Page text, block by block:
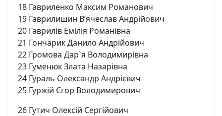
18 Гавриленко Максим Романович
19 Гаврилишин Вʼячеслав Андрійович
20 Гаврилів Емілія Романівна
21 Гончарик Данило Андрійович
22 Громова Дар`я Володимирівна
23 Гуменюк Злата Назарівна
24 Гураль Олександр Андрієвич
25 Гуржій Єгор Володимирович
26 Гутич Олексій Сергійович